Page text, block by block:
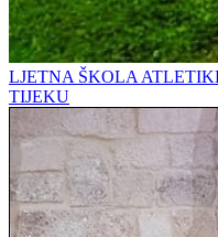
LJETNA ŠKOLA
TIJEKU